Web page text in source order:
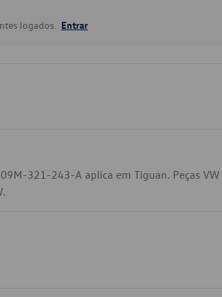
logados. Entrar
321-243-A aplica em Tiguan. Peças VW